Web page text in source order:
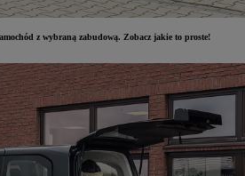
z wybraną zabudową. Zobacz jakie to proste!